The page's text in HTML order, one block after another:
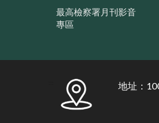
最高檢察署月刊影音
專區
地址：